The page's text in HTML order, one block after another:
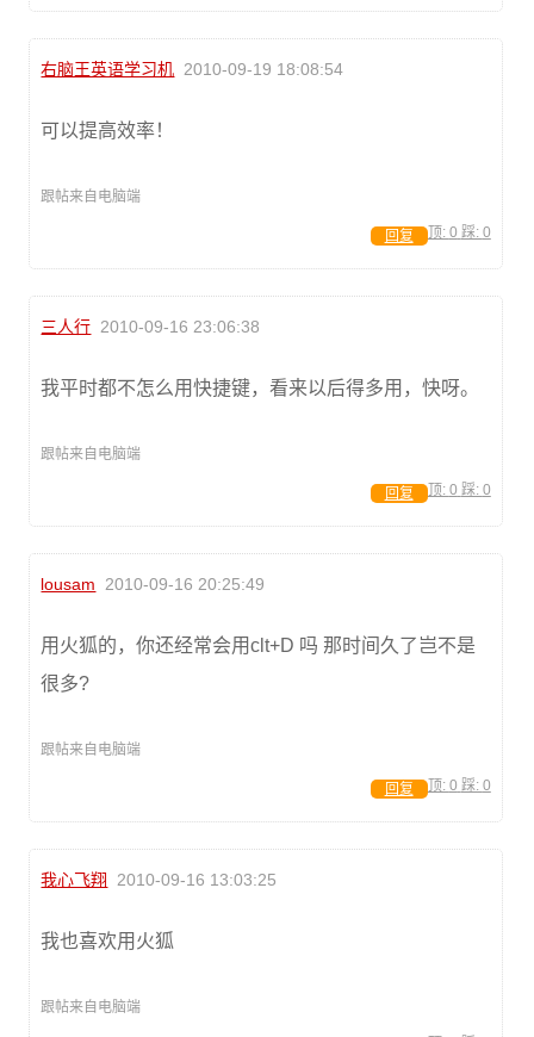
右脑王英语学习机 2010-09-19 18:08:54
可以提高效率！
跟帖来自电脑端
顶: 0 踩: 0
回复
三人行 2010-09-16 23:06:38
我平时都不怎么用快捷键，看来以后得多用，快呀。
跟帖来自电脑端
顶: 0 踩: 0
回复
lousam 2010-09-16 20:25:49
用火狐的，你还经常会用clt+D 吗 那时间久了岂不是
很多?
跟帖来自电脑端
顶: 0 踩: 0
回复
我心飞翔 2010-09-16 13:03:25
我也喜欢用火狐
跟帖来自电脑端